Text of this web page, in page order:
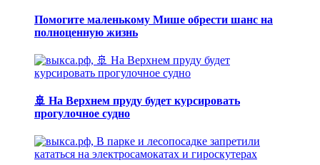
Помогите маленькому Мише обрести шанс на
полноценную жизнь
🚢 На Верхнем пруду будет курсировать
прогулочное судно